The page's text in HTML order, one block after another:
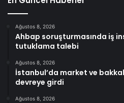
Ağustos 8, 2026
Ahbap soruşturmasında iş
tutuklama talebi
Ağustos 8, 2026
İstanbul’da market ve
devreye girdi
Ağustos 8, 2026